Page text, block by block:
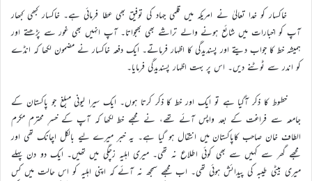
خاکسار کو خدا تعالیٰ نے امریکہ میں قلمی جہاد کی توفیق بھی عطا فرمائی ہے۔ خاکسار کبھی کبھار
آپ کو اخبارات میں شائع ہونے والے تراشے بھی بھجواتا۔ آپ انہیں بھی غور سے پڑھتے اور
ہمیشہ خط کا جواب دیتے اور پسندیدگی کا اظہار فرماتے۔ ایک دفعہ خاکسار نے مضمون لکھا کہ انڈے
کو اندر سے ٹوٹنے دیں۔ اس پر بہت اظہار پسندیدگی فرمایا۔
خطوط کا ذکر آگیا ہے تو ایک اور خط کا ذکر کرتا ہوں۔ ایک سیرا لیونی مبلغ جو پاکستان کے
جامعہ سے فراغت کے بعد واپس آئے تھے، نے مجھے خط لکھا کہ آپ کے خسرِ محترم مکرم
الطاف خان صاحب کاپاکستان میں انتقال ہو گیا ہے۔ یہ خبر میرے لیے بالکل اچانک تھی اور
مجھے گھر سے کہیں سے بھی کوئی اطلاع نہ تھی۔ میری اہلیہ زچگی میں تھیں۔ ایک دو دن پہلے
میری بیٹی طیبہ کی پیدائش ہوئی تھی۔ اب مجھے سمجھ نہ آئے کہ اپنی اہلیہ کو اس حالت میں کس